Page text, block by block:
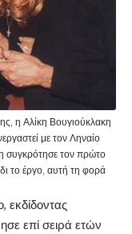
η Αλίκη Βουγιούκλακη
με τον Ληναίο
συγκρότησε τον πρώτο
το έργο, αυτή τη φορά
εκδίδοντας
επί σειρά ετών